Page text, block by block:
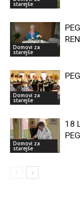
starejše
Domovi za
starejše
Domovi za
starejše
Domovi za
starejše
18